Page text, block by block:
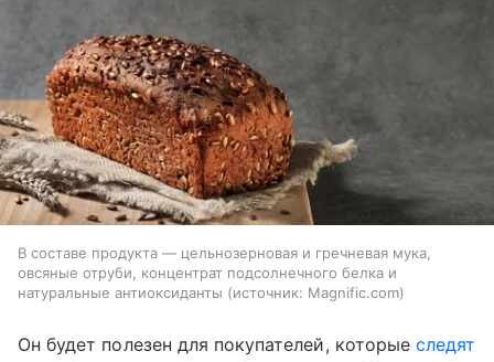
В составе продукта — цельнозерновая и гречневая мука,
овсяные отруби, концентрат подсолнечного белка и
натуральные антиоксиданты
источник: Magnific.com
Он будет полезен для покупателей, которыеследят